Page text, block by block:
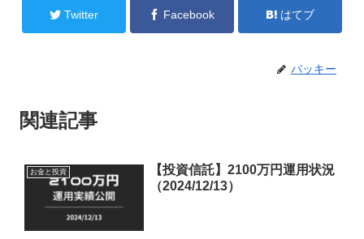
Twitter Facebook はてブ
バッキー
関連記事
お金と投資
【投資信託】2100万円運用状況
（2024/12/13）